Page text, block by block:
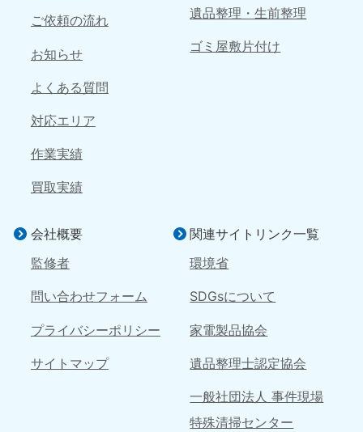
050-1881-5145
050-1880-9899
愛媛県
050-1880-9896
九州・沖縄
050-1880-9895 050-1880-9894
050-1880-9891 050-1880-9889
宮崎県
ご依頼の流れ
お知らせ
よくある質問
対応エリア
作業実績
買取実績
遺品整理・生前整理
ゴミ屋敷片付け
会社概要
監修者
問い合わせフォーム
プライバシーポリシー
サイトマップ
関連サイトリンク一覧
環境省
SDGsについて
家電製品協会
遺品整理士認定協会
一般社団法人 事件現場
特殊清掃センター